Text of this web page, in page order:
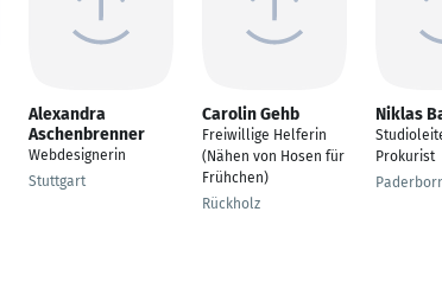
Alexandra
Aschenbrenner
Webdesignerin
Stuttgart
Carolin Gehb
Freiwillige Helferin
(Nähen von Hosen für
Frühchen)
Rückholz
Niklas
Prokurist